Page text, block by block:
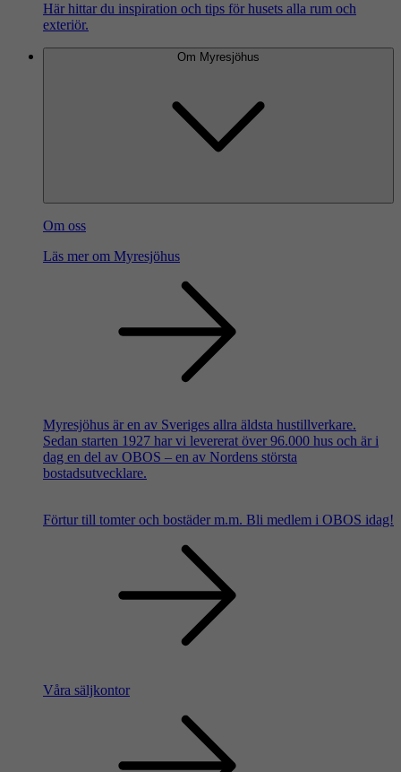
Här hittar du inspiration och tips för husets alla rum och
exteriör.
Om Myresjöhus
Om oss
Läs mer om Myresjöhus
Myresjöhus är en av Sveriges allra äldsta hustillverkare.
Sedan starten 1927 har vi levererat över 96.000 hus och är i
dag en del av OBOS – en av Nordens största
bostadsutvecklare.
Förtur till tomter och bostäder m.m. Bli medlem i OBOS idag!
Våra säljkontor